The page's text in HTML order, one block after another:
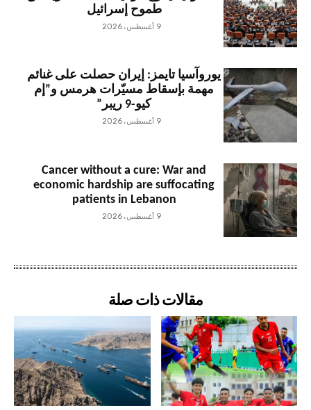
طموح إسرائيل
9 أغسطس، 2026
يوروآسيا تايمز: إيران حصلت على غنائم
مهمة بإسقاط مسيّرات هرمس و”إم
كيو-9 ريبر”
9 أغسطس، 2026
Cancer without a cure: War and
economic hardship are suffocating
patients in Lebanon
9 أغسطس، 2026
مقالات ذات صلة